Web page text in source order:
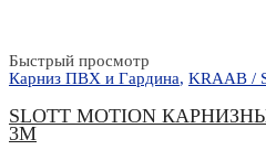
Быстрый просмотр
Карниз ПВХ и Гардина, KRAAB /
SLOTT MOTION
3М